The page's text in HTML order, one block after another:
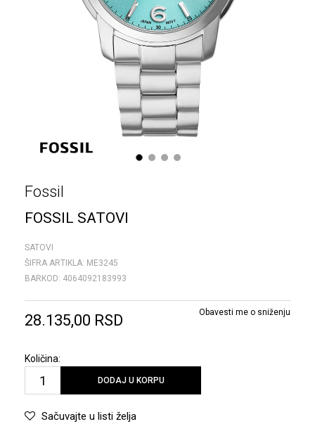
1 2 3 4
Fossil
FOSSIL SATOVI
SATOVI
ŠIFRA ARTIKLA: ME3245
BARKOD: 4064092183993
28.135,00 RSD Obavesti me o sniženju
Količina:
DODAJ U KORPU
Sačuvajte u listi želja